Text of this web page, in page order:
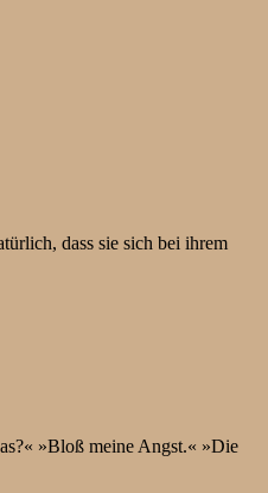
dass sie sich bei ihrem
»Bloß meine Angst.« »Die